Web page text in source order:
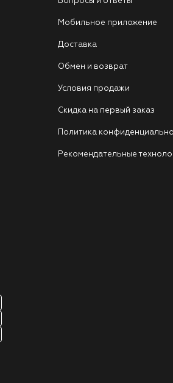
Мобильное приложение
Доставка
Обмен и возврат
Условия продажи
Скидка на первый заказ
Политика
Рекомендательные